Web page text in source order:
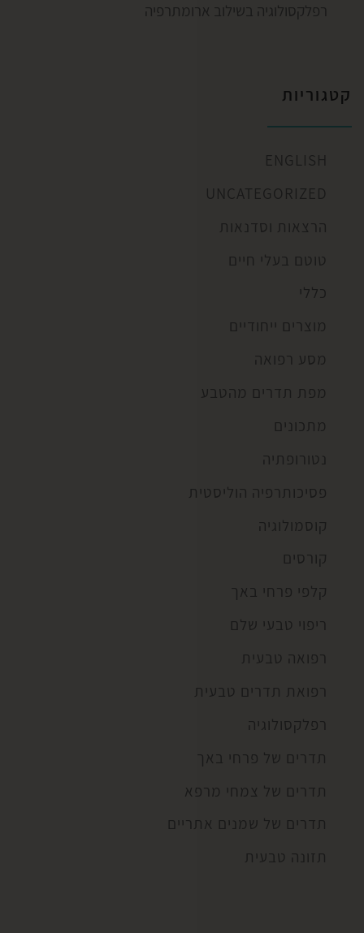
רפלקסולוגיה בשילוב ארומתרפיה
קטגוריות
ENGLISH
UNCATEGORIZED
הרצאות וסדנאות
טוטם בעלי חיים
כללי
מוצרים ייחודיים
מסע רפואה
מפת תדרים מהטבע
מתכונים
נטורופתיה
פסיכותרפיה הוליסטית
קוסמולוגיה
קורסים
קלפי פרחי באך
ריפוי טבעי שלם
רפואה טבעית
רפואת תדרים טבעית
רפלקסולוגיה
תדרים של פרחי באך
תדרים של צמחי מרפא
תדרים של שמנים אתריים
תזונה טבעית